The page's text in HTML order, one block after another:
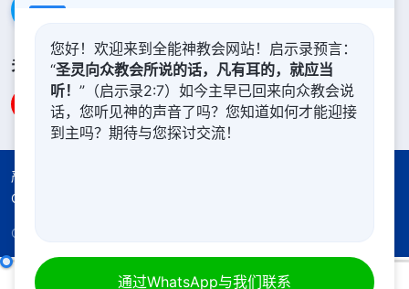
通过Messenger联系我们
关注我们
严正声明
Cookie声明
Copyright © 2026
您好！欢迎来到全能神教会网站！启示录预言：
“圣灵向众教会所说的话，凡有耳的，就应当
听！ ”（启示录2:7）如今主早已回来向众教会说
话，您听见神的声音了吗？您知道如何才能迎接
到主吗？期待与您探讨交流！
通过WhatsApp与我们联系
每日神话 - 道成肉身系列 选段132